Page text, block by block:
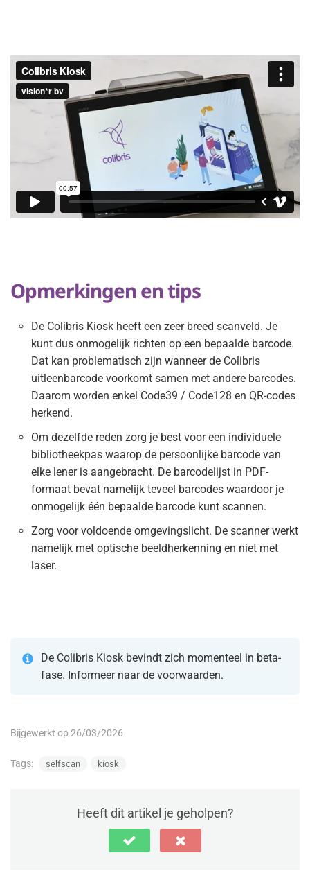
Opmerkingen en tips
De Colibris Kiosk heeft een zeer breed scanveld. Je
kunt dus onmogelijk richten op een bepaalde barcode.
Dat kan problematisch zijn wanneer de Colibris
uitleenbarcode voorkomt samen met andere barcodes.
Daarom worden enkel Code39 / Code128 en QR-codes
herkend.
Om dezelfde reden zorg je best voor een individuele
bibliotheekpas waarop de persoonlijke barcode van
elke lener is aangebracht. De barcodelijst in PDF-
formaat bevat namelijk teveel barcodes waardoor je
onmogelijk één bepaalde barcode kunt scannen.
Zorg voor voldoende omgevingslicht. De scanner werkt
namelijk met optische beeldherkenning en niet met
laser.
De Colibris Kiosk bevindt zich momenteel in beta-
fase. Informeer naar de voorwaarden.
Bijgewerkt op 26/03/2026
Tags: selfscan kiosk
Heeft dit artikel je geholpen?